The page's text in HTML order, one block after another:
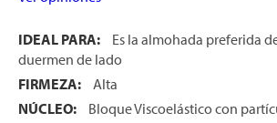
IDEAL PARA:
Es la almohada preferida
duermen de lado
FIRMEZA:
Alta
NÚCLEO:
Bloque Viscoelástico con